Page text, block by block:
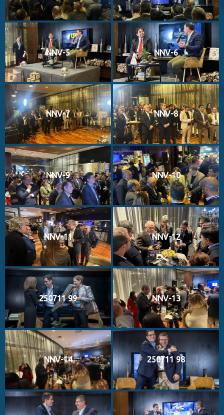
NNV-5 NNV-6
NNV-7 NNV-8
NNV-9 NNV-10
NNV-11 NNV-12
250711 99 NNV-13
NNV-14 250711 98